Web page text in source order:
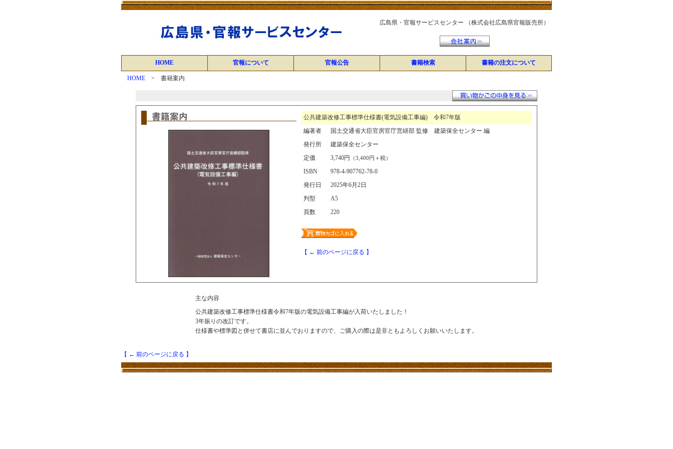
広島県・官報サービスセンター （株式会社広島県官報販売所）
HOME 官報について 官報公告 書籍検索 書籍の注文について
HOME > 書籍案内
公共建築改修工事標準仕様書(電気設備工事編) 令和7年版
編著者
国土交通省大臣官房官庁営繕部 監修 建築保全センター 編
発行所
建築保全センター
定価
3,740円 （3,400円＋税）
ISBN
978-4-907762-78-0
発行日
2025年6月2日
判型
A5
頁数
220
【 ← 前のページに戻る 】
主な内容
公共建築改修工事標準仕様書令和7年版の電気設備工事編が入荷いたしました！
3年振りの改訂です。
仕様書や標準図と併せて書店に並んでおりますので、ご購入の際は是非ともよろしくお願いいたします。
【 ← 前のページに戻る 】